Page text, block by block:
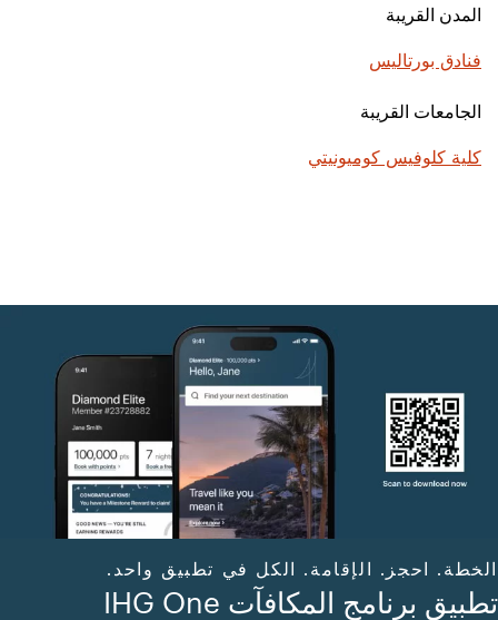
المدن القريبة
فنادق بورتاليس
الجامعات القريبة
كلية كلوفيس كوميونيتي
الخطة. احجز. الإقامة. الكل في تطبيق واحد.
تطبيق برنامج المكافآت IHG One